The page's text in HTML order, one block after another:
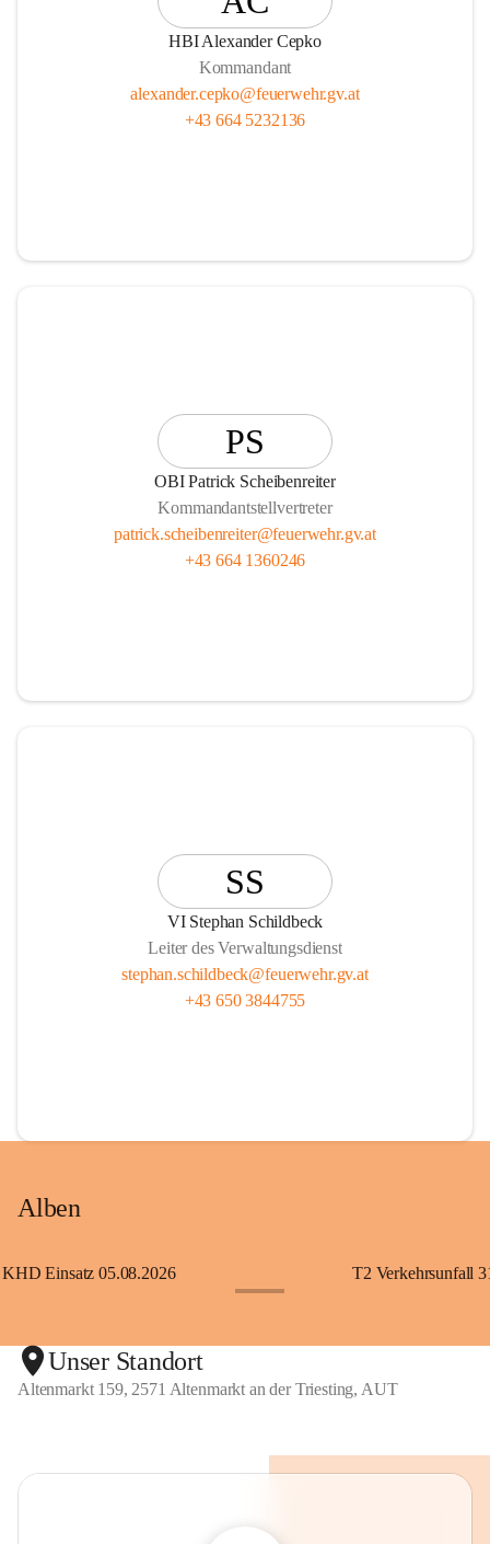
HBI Alexander Cepko
Kommandant
alexander.cepko@feuerwehr.gv.at
+43 664 5232136
PS
OBI Patrick Scheibenreiter
Kommandantstellvertreter
patrick.scheibenreiter@feuerwehr.gv.at
+43 664 1360246
SS
VI Stephan Schildbeck
Leiter des Verwaltungsdienst
stephan.schildbeck@feuerwehr.gv.at
+43 650 3844755
Alben
KHD Einsatz 05.08.2026 T2 Verkehrsunfall
Unser Standort
Altenmarkt 159, 2571 Altenmarkt an der Triesting, AUT